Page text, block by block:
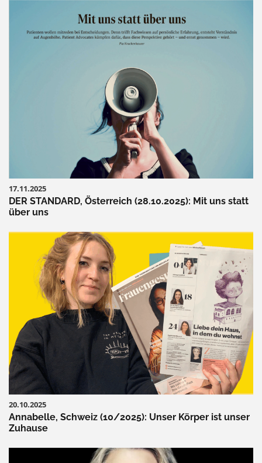
17.11.2025
DER STANDARD, Österreich (28.10.2025): Mit uns statt
über uns
20.10.2025
Annabelle, Schweiz (10/2025): Unser Körper ist unser
Zuhause